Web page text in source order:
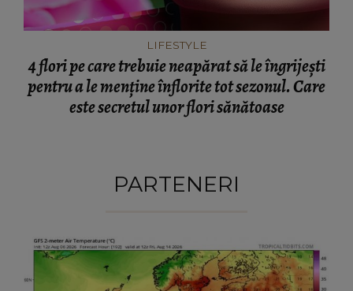
LIFESTYLE
4 flori pe care trebuie neapărat să le îngrijești
pentru a le menține înflorite tot sezonul. Care
este secretul unor flori sănătoase
PARTENERI